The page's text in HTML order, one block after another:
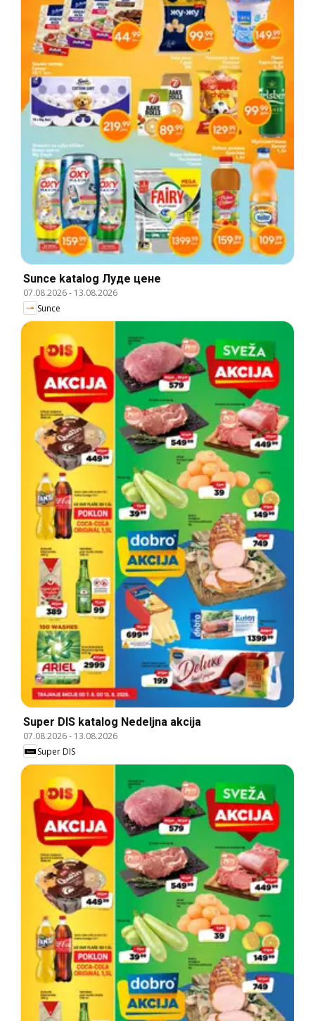
Sunce katalog Луде цене
07.08.2026- 13.08.2026
Sunce
Super DIS katalog Nedeljna akcija
07.08.2026- 13.08.2026
Super DIS